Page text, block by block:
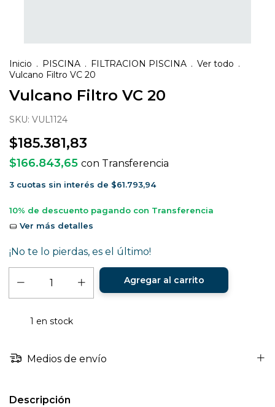
Inicio . PISCINA . FILTRACION PISCINA . Ver todo .
Vulcano Filtro VC 20
Vulcano Filtro VC 20
SKU: VUL1124
$185.381,83
$166.843,65 con Transferencia
3 cuotas sin interés de $61.793,94
10% de descuento pagando con Transferencia
Ver más detalles
¡No te lo pierdas, es el último!
1 en stock
Medios de envío
Descripción